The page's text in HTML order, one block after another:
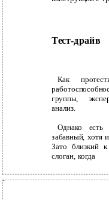
Тест-драйв
Как
группы,
анализ.
Однако
забавный, хотя
Зато близкий
слоган, когда